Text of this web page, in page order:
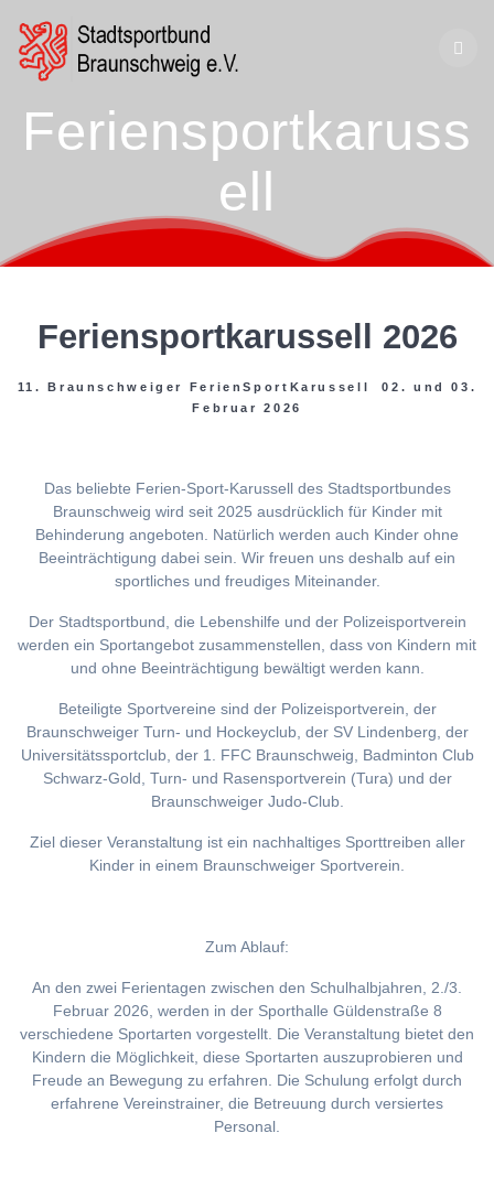
Feriensportkaruss
ell
Feriensportkarussell 2026
11. Braunschweiger FerienSportKarussell 02. und 03.
Februar 2026
Das beliebte Ferien-Sport-Karussell des Stadtsportbundes
Braunschweig wird seit 2025 ausdrücklich für Kinder mit
Behinderung angeboten. Natürlich werden auch Kinder ohne
Beeinträchtigung dabei sein. Wir freuen uns deshalb auf ein
sportliches und freudiges Miteinander.
Der Stadtsportbund, die Lebenshilfe und der Polizeisportverein
werden ein Sportangebot zusammenstellen, dass von Kindern mit
und ohne Beeinträchtigung bewältigt werden kann.
Beteiligte Sportvereine sind der Polizeisportverein, der
Braunschweiger Turn- und Hockeyclub, der SV Lindenberg, der
Universitätssportclub, der 1. FFC Braunschweig, Badminton Club
Schwarz-Gold, Turn- und Rasensportverein (Tura) und der
Braunschweiger Judo-Club.
Ziel dieser Veranstaltung ist ein nachhaltiges Sporttreiben aller
Kinder in einem Braunschweiger Sportverein.
Zum Ablauf:
An den zwei Ferientagen zwischen den Schulhalbjahren, 2./3.
Februar 2026, werden in der Sporthalle Güldenstraße 8
verschiedene Sportarten vorgestellt. Die Veranstaltung bietet den
Kindern die Möglichkeit, diese Sportarten auszuprobieren und
Freude an Bewegung zu erfahren. Die Schulung erfolgt durch
erfahrene Vereinstrainer, die Betreuung durch versiertes
Personal.